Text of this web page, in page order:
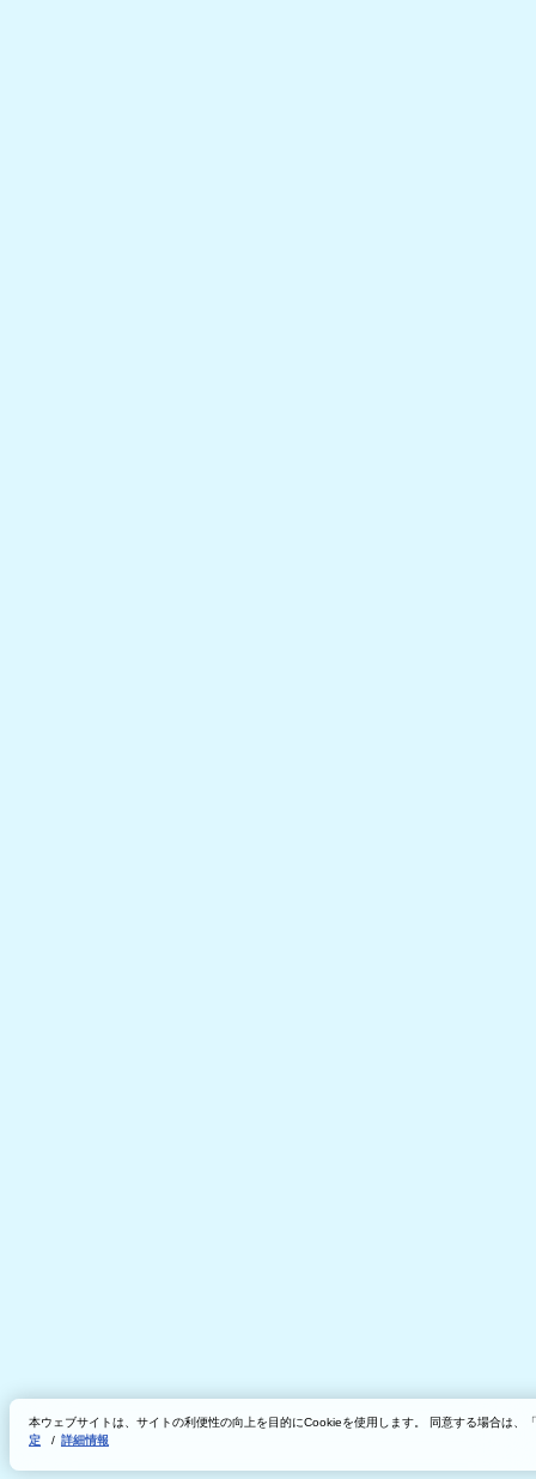
本ウェブサイトは、サイトの利便性の向上を目的にCookieを使用します。 同意する場合は、
定 / 詳細情報